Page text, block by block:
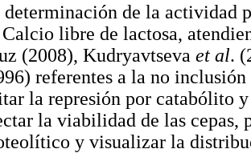
de la actividad
libre de lactosa,
(2008), Kudryavtseva et al.
referentes a la no
la represión por catabólito
la viabilidad de las cepas,
y visualizar la